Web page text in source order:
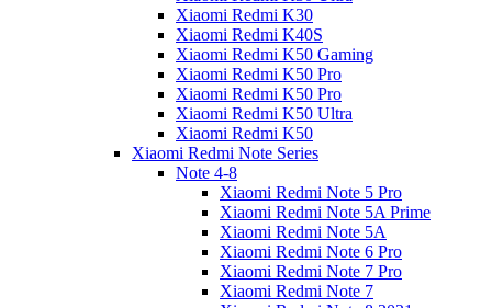
Xiaomi Redmi K30
Xiaomi Redmi K40S
Xiaomi Redmi K50 Gaming
Xiaomi Redmi K50 Pro
Xiaomi Redmi K50 Pro
Xiaomi Redmi K50 Ultra
Xiaomi Redmi K50
Xiaomi Redmi Note Series
Note 4-8
Xiaomi Redmi Note 5 Pro
Xiaomi Redmi Note 5A Prime
Xiaomi Redmi Note 5A
Xiaomi Redmi Note 6 Pro
Xiaomi Redmi Note 7 Pro
Xiaomi Redmi Note 7